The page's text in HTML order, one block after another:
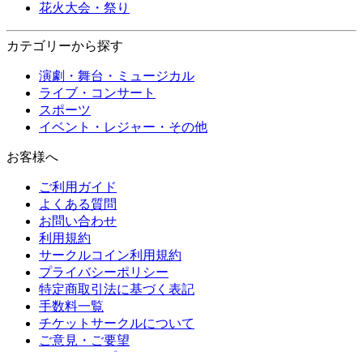
花火大会・祭り
カテゴリーから探す
演劇・舞台・ミュージカル
ライブ・コンサート
スポーツ
イベント・レジャー・その他
お客様へ
ご利用ガイド
よくある質問
お問い合わせ
利用規約
サークルコイン利用規約
プライバシーポリシー
特定商取引法に基づく表記
手数料一覧
チケットサークルについて
ご意見・ご要望